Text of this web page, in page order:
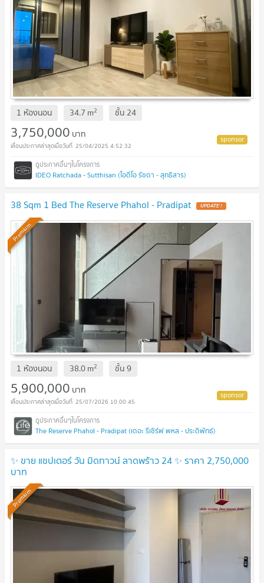
1 ห้องนอน 34.7 m2 ชั้น 24
3,750,000 บาท
25/04/2025 4:52:32
IDEO Ratchada - Sutthisan (ไอดีโอ รัชดา - สุทธิสาร)
38 Sqm 1 Bed The Reserve Phahol - Pradipat
Premium
1 ห้องนอน 38.0m2 ชั้น9
5,900,000 บาท
25/07/2026 10:00:45
The Reserve Phahol - Pradipat (เดอะ รีเซิร์ฟ พหล - ประดิพัทธ์)
✨ ขาย แชปเตอร์ วัน มิดทาวน์ ลาดพร้าว 24 ✨ ราคา 2,750,000
บาท
Premium